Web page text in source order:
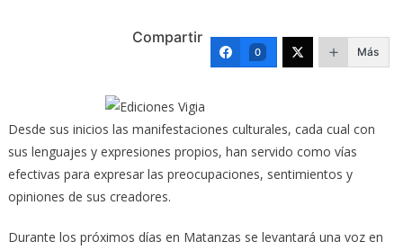
Compartir
0 Más
Desde sus inicios las manifestaciones culturales, cada cual con
sus lenguajes y expresiones propios, han servido como vías
efectivas para expresar las preocupaciones, sentimientos y
opiniones de sus creadores.
Durante los próximos días en Matanzas se levantará una voz en